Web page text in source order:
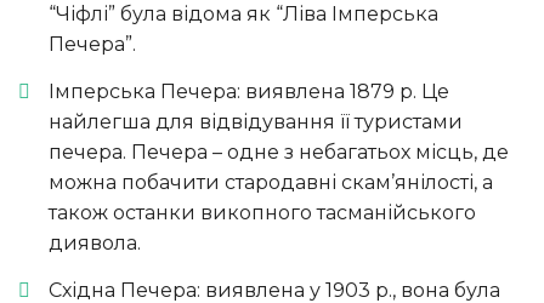
“Чіфлі” була відома як “Ліва Імперська
Печера”.
Імперська Печера: виявлена ​​1879 р. Це
найлегша для відвідування її туристами
печера. Печера – одне з небагатьох місць, де
можна побачити стародавні скам’янілості, а
також останки викопного тасманійського
диявола.
Східна Печера: виявлена ​​у 1903 р., вона була